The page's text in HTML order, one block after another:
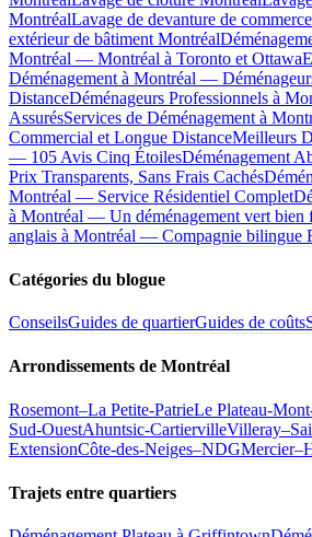
MontréalLavage de devanture de
extérieur de bâtiment Montréal
Montréal — Montréal à Toronto et Ottawa
Déménagement à Montréal —
DistanceDéménageurs Professionnels à
AssurésServices de Déménagement à
Commercial et Longue DistanceMeilleurs
— 105 Avis Cinq ÉtoilesDéménagement
Prix Transparents, Sans Frais Cachés
Montréal — Service Résidentiel Complet
à Montréal — Un déménagement vert bien
anglais à Montréal — Compagnie bilingue
Catégories du blogue
ConseilsGuides de quartierGuides de coûts
Arrondissements de Montréal
Rosemont–La Petite-PatrieLe Plateau-
Sud-OuestAhuntsic-Cartierville
ExtensionCôte-des-Neiges–NDG
Trajets entre quartiers